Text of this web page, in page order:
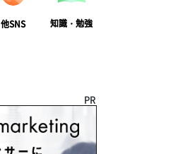
他SNS 知識・勉強
PR